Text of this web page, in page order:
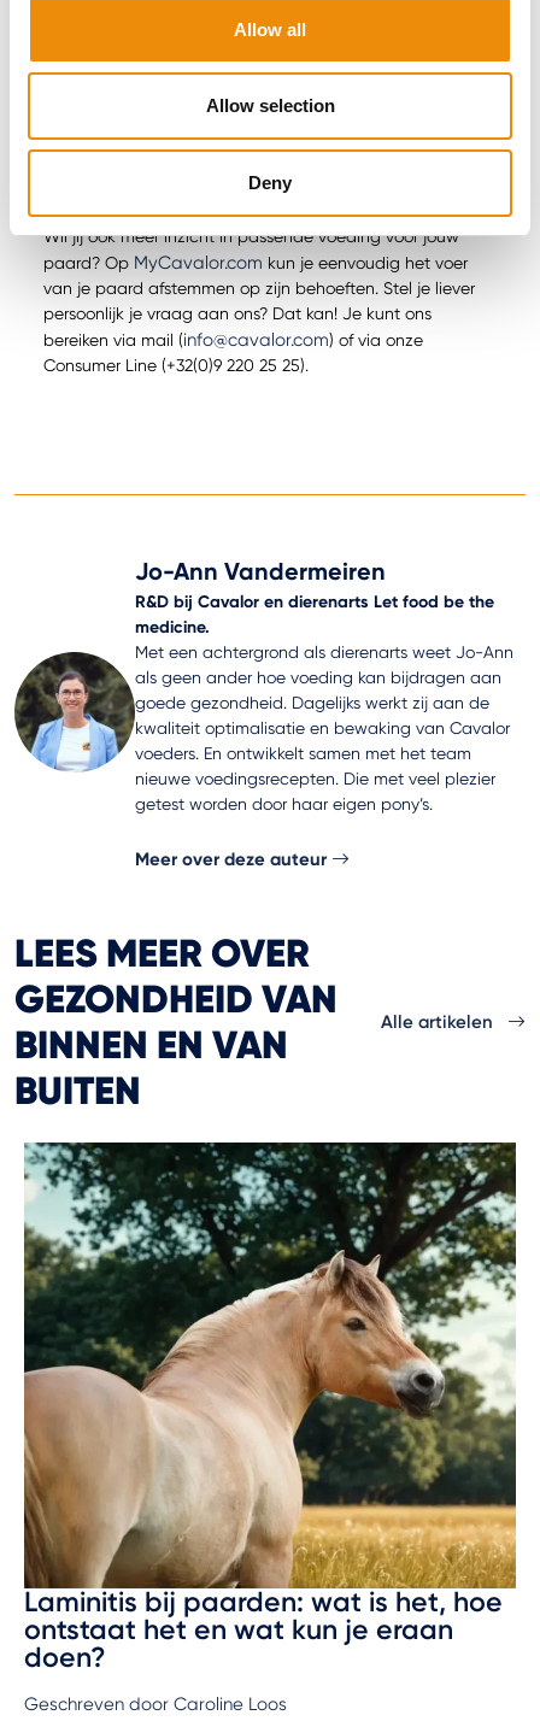
Allow all
Allow selection
Deny
en ondersteunt het immuunsysteem. Bovendien kan
een rantsoen rijker in gezonde vetzuren ook resulteren in
verrichten, of “hyperactieve” paarden kan energie,
aangeboden in de vorm van vet, gunstig werken op de
Wil jij ook meer inzicht in passende voeding voor jouw
paard? Op MyCavalor.com kun je eenvoudig het voer
van je paard afstemmen op zijn behoeften. Stel je liever
persoonlijk je vraag aan ons? Dat kan! Je kunt ons
bereiken via mail (info@cavalor.com) of via onze
Consumer Line (+32(0)9 220 25 25).
Jo-Ann Vandermeiren
R&D bij Cavalor en dierenarts Let food be the
medicine.
Met een achtergrond als dierenarts weet Jo-Ann
als geen ander hoe voeding kan bijdragen aan
goede gezondheid. Dagelijks werkt zij aan de
kwaliteit optimalisatie en bewaking van Cavalor
voeders. En ontwikkelt samen met het team
nieuwe voedingsrecepten. Die met veel plezier
getest worden door haar eigen pony’s.
Meer over deze auteur
LEES MEER OVER
GEZONDHEID VAN
BINNEN EN VAN
BUITEN
Alle artikelen
Laminitis bij paarden: wat is het, hoe
ontstaat het en wat kun je eraan
doen?
Geschreven door Caroline Loos